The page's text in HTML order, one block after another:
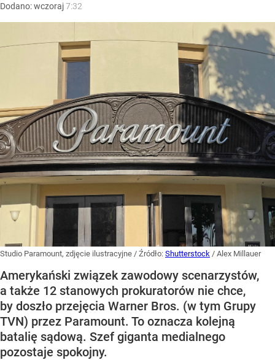
Dodano:wczoraj7:32
Studio Paramount, zdjęcie ilustracyjne / Źródło: Shutterstock / Alex Millauer
Amerykański związek zawodowy scenarzystów,
a także 12 stanowych prokuratorów nie chce,
by doszło przejęcia Warner Bros. (w tym Grupy
TVN) przez Paramount. To oznacza kolejną
batalię sądową. Szef giganta medialnego
pozostaje spokojny.